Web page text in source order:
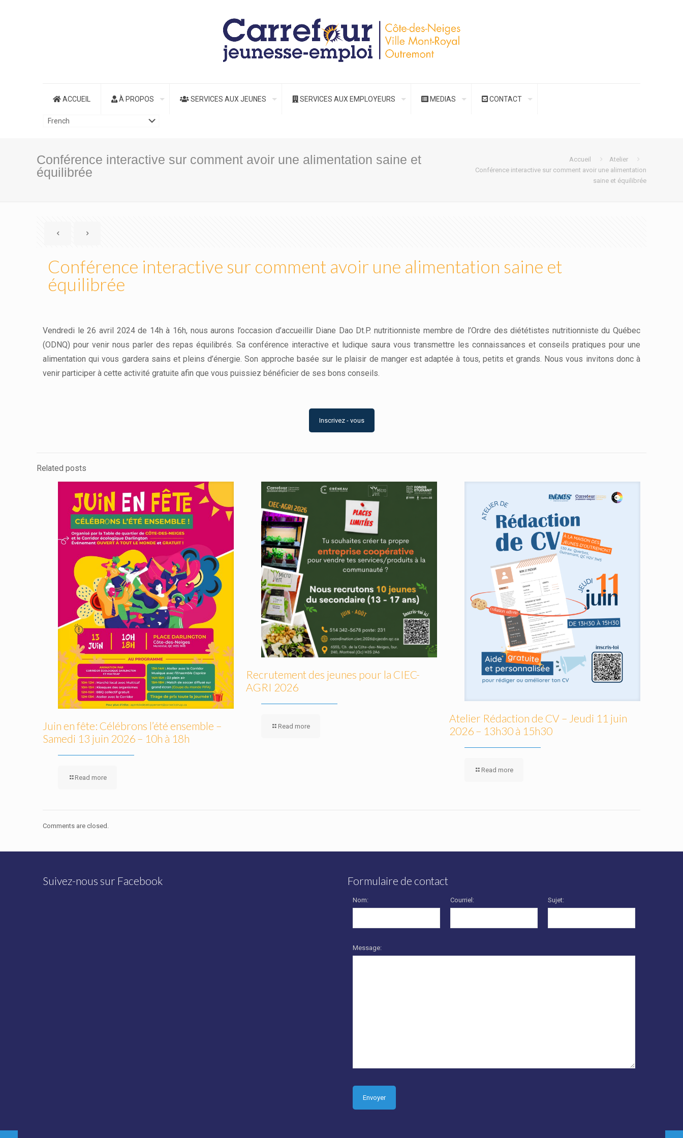
ACCUEIL À PROPOS SERVICES AUX JEUNES SERVICES AUX EMPLOYEURS MEDIAS CONTACT
Conférence interactive sur comment avoir une alimentation saine et
équilibrée
Accueil
Atelier
Conférence interactive sur comment avoir une alimentation
saine et équilibrée
Conférence interactive sur comment avoir une alimentation saine et
équilibrée
Vendredi le 26 avril 2024 de 14h à 16h, nous aurons l’occasion d’accueillir Diane Dao Dt.P. nutritionniste membre de l’Ordre des diététistes nutritionniste du Québec
(ODNQ) pour venir nous parler des repas équilibrés. Sa conférence interactive et ludique saura vous transmettre les connaissances et conseils pratiques pour une
alimentation qui vous gardera sains et pleins d’énergie. Son approche basée sur le plaisir de manger est adaptée à tous, petits et grands. Nous vous invitons donc à
venir participer à cette activité gratuite afin que vous puissiez bénéficier de ses bons conseils.
Inscrivez - vous
Related posts
Juin en fête: Célébrons l’été ensemble –
Samedi 13 juin 2026 – 10h à 18h
Read more
Recrutement des jeunes pour la CIEC-
AGRI 2026
Read more
Atelier Rédaction de CV – Jeudi 11 juin
2026 – 13h30 à 15h30
Read more
Comments are closed.
Suivez-nous sur Facebook Formulaire de contact
Nom: Courriel: Sujet:
Message: